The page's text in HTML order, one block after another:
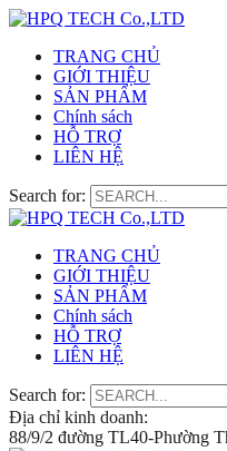
TRANG CHỦ
GIỚI THIỆU
SẢN PHẨM
Chính sách
HỖ TRỢ
LIÊN HỆ
Search for:
TRANG CHỦ
GIỚI THIỆU
SẢN PHẨM
Chính sách
HỖ TRỢ
LIÊN HỆ
Search for:
Địa chỉ kinh doanh:
88/9/2 đường TL40-Phường